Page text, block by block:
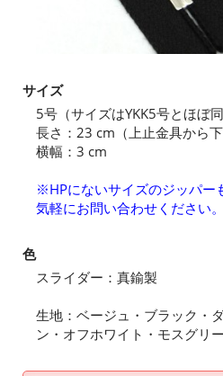
サイズ
5号（サイズはYKK5号とほぼ同
長さ：23 cm（上止金具から
横幅：3 cm
※HPにないサイズのジッパー
気軽にお問い合わせください。
色
スライダー：真鍮製
生地：ベージュ・ブラック・
ン・オフホワイト・モスグリ